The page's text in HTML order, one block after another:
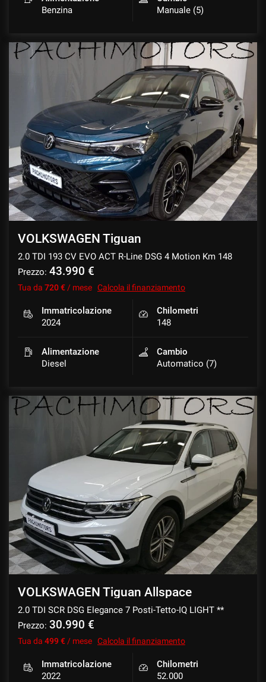
Benzina
Manuale (5)
VOLKSWAGEN Tiguan
2.0 TDI 193 CV EVO ACT R-Line DSG 4 Motion Km 148
Prezzo: 43.990 €
Tua da 720 € / mese Calcola il finanziamento
Immatricolazione
2024
Chilometri
148
Alimentazione
Diesel
Cambio
Automatico (7)
VOLKSWAGEN Tiguan Allspace
2.0 TDI SCR DSG Elegance 7 Posti-Tetto-IQ LIGHT **
Prezzo: 30.990 €
Tua da 499 € / mese Calcola il finanziamento
Immatricolazione
2022
Chilometri
52.000